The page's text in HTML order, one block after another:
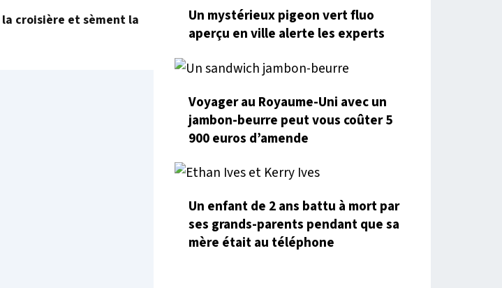
croisière et sèment la
Un mystérieux pigeon vert fluo
aperçu en ville alerte les experts
Voyager au Royaume-Uni avec un
jambon-beurre peut vous coûter 5
900 euros d’amende
Un enfant de 2 ans battu à mort par
ses grands-parents pendant que sa
mère était au téléphone